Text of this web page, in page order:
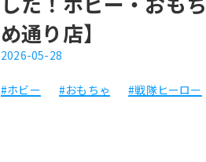
め通り店】
2026-05-28
#ホビー #おもちゃ #戦隊ヒーロー